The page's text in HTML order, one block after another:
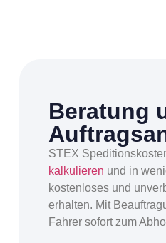
Beratung
STEX
kalkulieren und in
kostenloses und
erhalten. Mit
Fahrer sofort zum